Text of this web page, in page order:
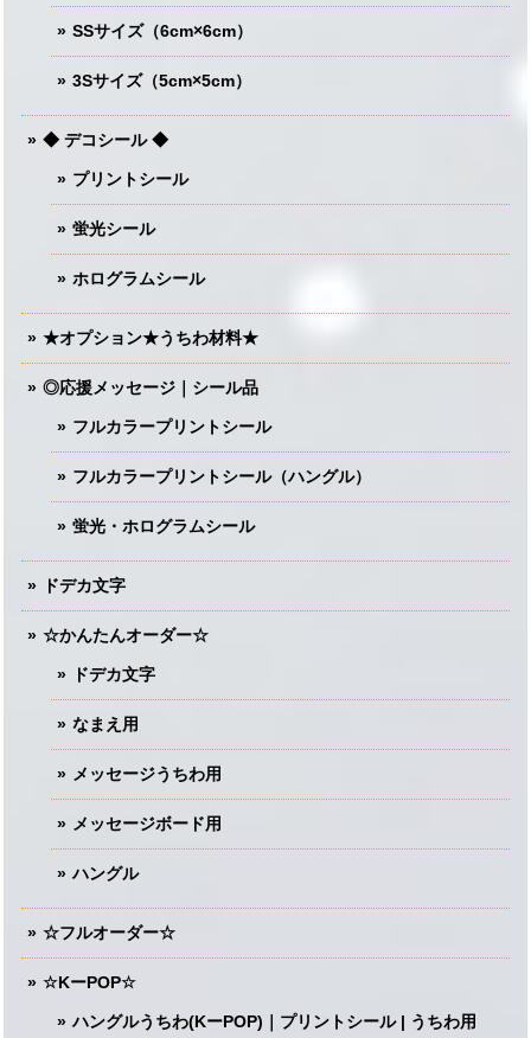
SSサイズ（6cm×6cm）
3Sサイズ（5cm×5cm）
◆ デコシール ◆
プリントシール
蛍光シール
ホログラムシール
★オプション★うちわ材料★
◎応援メッセージ｜シール品
フルカラープリントシール
フルカラープリントシール（ハングル）
蛍光・ホログラムシール
ドデカ文字
☆かんたんオーダー☆
ドデカ文字
なまえ用
メッセージうちわ用
メッセージボード用
ハングル
☆フルオーダー☆
☆KーPOP☆
ハングルうちわ(KーPOP)｜プリントシール | うちわ用